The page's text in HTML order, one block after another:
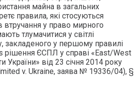
майна в загальних
правила, які стосуються
втручання у право мирного
тлумачитися у світлі
закладеного у першому правилі
рішення ЄСПЛ у справі «East/West
України» від 23 січня 2014 року
v. Ukraine, заява № 19336/04), §